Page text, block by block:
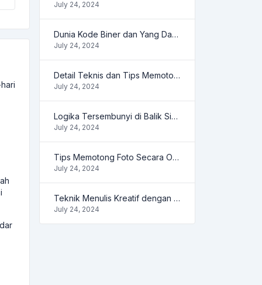
July 24, 2024
Dunia Kode Biner dan Yang Dapat Anda Lakukan
July 24, 2024
Detail Teknis dan Tips Memotong Foto
July 24, 2024
Logika Tersembunyi di Balik Sistem Biner
July 24, 2024
Tips Memotong Foto Secara Online
July 24, 2024
Teknik Menulis Kreatif dengan Penghitung Kata
July 24, 2024